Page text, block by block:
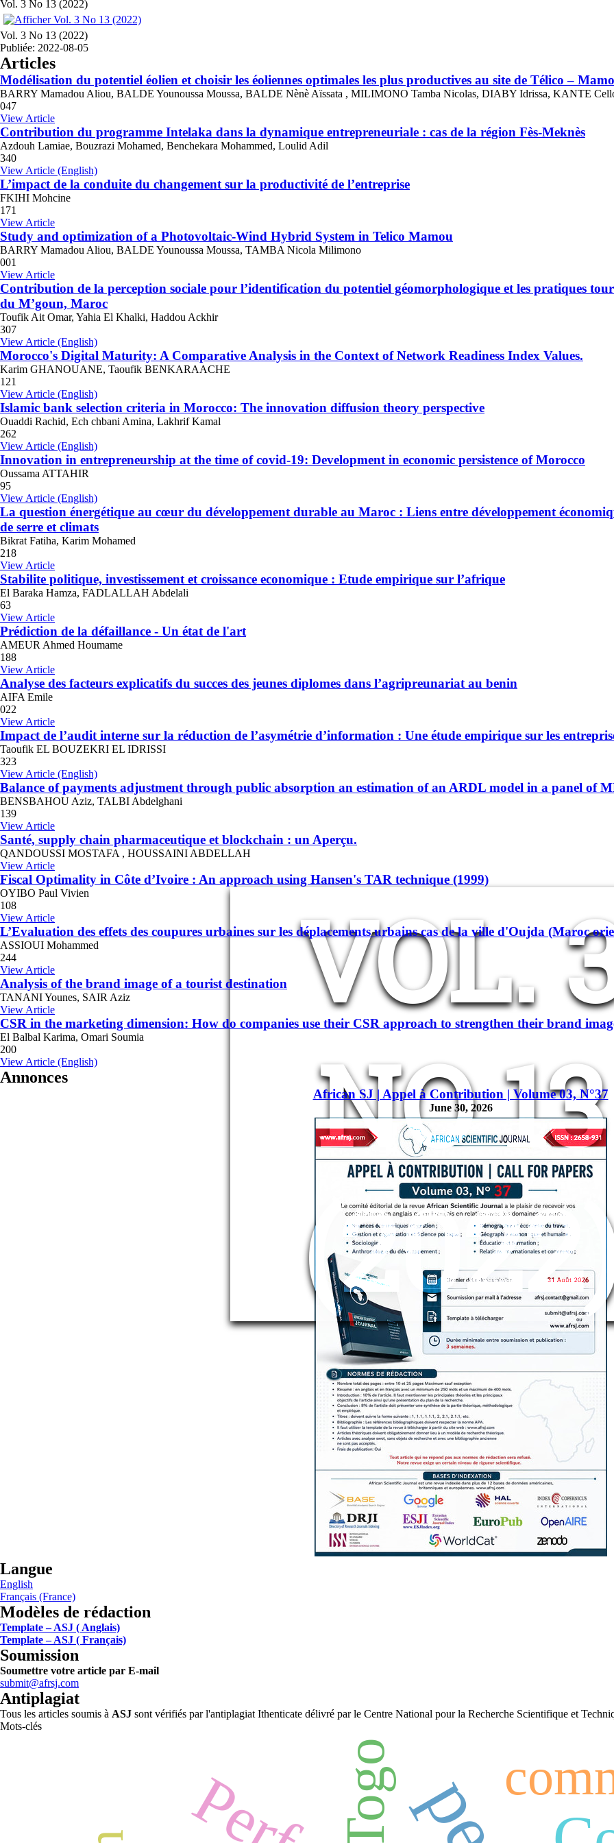
Vol. 3 No 13 (2022)
VOL.
NO 13
Vol. 3 No 13 (2022)
Publiée: 2022-08-05
Articles
Modélisation du potentiel éolien et choisir les éoliennes optimales les plus productives au site de Télico –
BARRY Mamadou Aliou, BALDE Younoussa Moussa, BALDE Nènè Aïssata , MILIMONO Tamba Nicolas, DIABY Idrissa, KANTE
047
View Article
Contribution du programme Intelaka dans la dynamique entrepreneuriale : cas de la région Fès-Meknès
Azdouh Lamiae, Bouzrazi Mohamed, Benchekara Mohammed, Loulid Adil
340
View Article (English)
L’impact de la conduite du changement sur la productivité de l’entreprise
FKIHI Mohcine
171
View Article
Study and optimization of a Photovoltaic-Wind Hybrid System in Telico Mamou
BARRY Mamadou Aliou, BALDE Younoussa Moussa, TAMBA Nicola Milimono
001
View Article
Contribution de la perception sociale pour l’identification du potentiel géomorphologique et les pratiques
du M’goun, Maroc
Toufik Ait Omar, Yahia El Khalki, Haddou Ackhir
307
View Article (English)
Morocco's Digital Maturity: A Comparative Analysis in the Context of Network Readiness Index Values.
Karim GHANOUANE, Taoufik BENKARAACHE
121
View Article (English)
Islamic bank selection criteria in Morocco: The innovation diffusion theory perspective
Ouaddi Rachid, Ech chbani Amina, Lakhrif Kamal
262
View Article (English)
Innovation in entrepreneurship at the time of covid-19: Development in economic persistence of Morocco
Oussama ATTAHIR
95
View Article (English)
La question énergétique au cœur du développement durable au Maroc : Liens entre développement
de serre et climats
Bikrat Fatiha, Karim Mohamed
218
View Article
Stabilite politique, investissement et croissance economique : Etude empirique sur l’afrique
El Baraka Hamza, FADLALLAH Abdelali
63
View Article
Prédiction de la défaillance - Un état de l'art
AMEUR Ahmed Houmame
188
View Article
Analyse des facteurs explicatifs du succes des jeunes diplomes dans l’agripreunariat au benin
AIFA Emile
022
View Article
Impact de l’audit interne sur la réduction de l’asymétrie d’information : Une étude empirique sur les
Taoufik EL BOUZEKRI EL IDRISSI
323
View Article (English)
Balance of payments adjustment through public absorption an estimation of an ARDL model in a panel of
BENSBAHOU Aziz, TALBI Abdelghani
139
View Article
Santé, supply chain pharmaceutique et blockchain : un Aperçu.
QANDOUSSI MOSTAFA , HOUSSAINI ABDELLAH
View Article
Fiscal Optimality in Côte d’Ivoire : An approach using Hansen's TAR technique (1999)
OYIBO Paul Vivien
108
View Article
L’Evaluation des effets des coupures urbaines sur les déplacements urbains cas de la ville d'Oujda (Maroc
ASSIOUI Mohammed
244
View Article
Analysis of the brand image of a tourist destination
TANANI Younes, SAIR Aziz
View Article
CSR in the marketing dimension: How do companies use their CSR approach to strengthen their brand
El Balbal Karima, Omari Soumia
200
View Article (English)
Annonces
African SJ | Appel à Contribution | Volume 03, N°37
June 30, 2026
Langue
English
Français (France)
Modèles de rédaction
Template – ASJ ( Anglais)
Template – ASJ ( Français)
Soumission
Soumettre votre article par E-mail
submit@afrsj.com
Antiplagiat
Tous les articles soumis à ASJ sont vérifiés par l'antiplagiat Ithenticate délivré par le Centre National pour la Recherche Scientifique et
Mots-clés
Togo